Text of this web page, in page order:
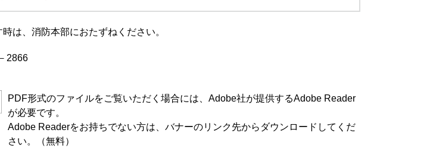
は、消防本部におたずねください。
2866
PDF形式のファイルをご覧いただく場合には、Adobe社が提供するAdobe Reader
が必要です。
Adobe Readerをお持ちでない方は、バナーのリンク先からダウンロードしてくだ
さい。（無料）